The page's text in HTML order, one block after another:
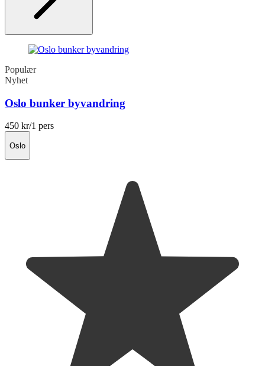
Populær
Nyhet
Oslo bunker byvandring
450 kr/1 pers
Oslo